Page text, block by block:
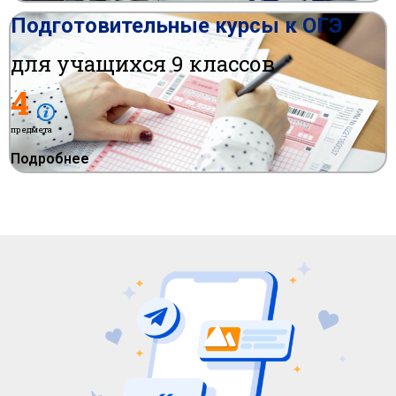
Подготовительные курсы к ОГЭ
для учащихся 9 классов
4
предмета
Подробнее